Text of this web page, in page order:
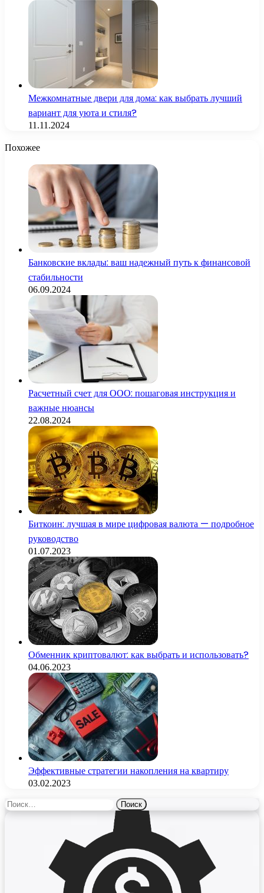
Межкомнатные двери для дома: как выбрать лучший
вариант для уюта и стиля?
11.11.2024
Похожее
Банковские вклады: ваш надежный путь к финансовой
стабильности
06.09.2024
Расчетный счет для ООО: пошаговая инструкция и
важные нюансы
22.08.2024
Биткоин: лучшая в мире цифровая валюта — подробное
руководство
01.07.2023
Обменник криптовалют: как выбрать и использовать?
04.06.2023
Эффективные стратегии накопления на квартиру
03.02.2023
Найти: